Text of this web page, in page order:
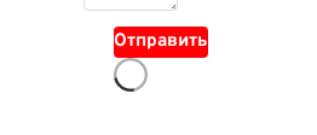
Отправить